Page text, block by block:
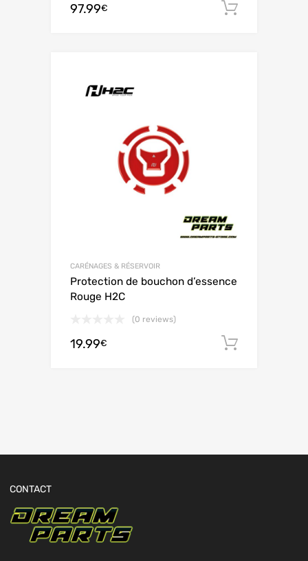
97.99€
CARÉNAGES & RÉSERVOIR
Protection de bouchon d’essence
Rouge H2C
(0 reviews)
19.99€
CONTACT